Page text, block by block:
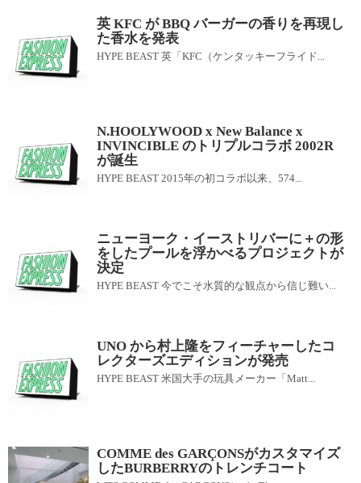
英 KFC が BBQ バーガーの香りを再現し
た香水を発表
HYPE BEAST 英「KFC（ケンタッキーフライド...
N.HOOLYWOOD x New Balance x
INVINCIBLE のトリプルコラボ 2002R
が誕生
HYPE BEAST 2015年の初コラボ以来、574...
ニューヨーク・イーストリバーに＋の形
をしたプールを浮かべるプロジェクトが
決定
HYPE BEAST 今でこそ水質的な観点から信じ難い...
UNO から村上隆をフィーチャーしたコ
レクターズエディションが発売
HYPE BEAST 米国大手の玩具メーカー「Matt...
COMME des GARÇONSがカスタマイズ
したBURBERRYのトレンチコート